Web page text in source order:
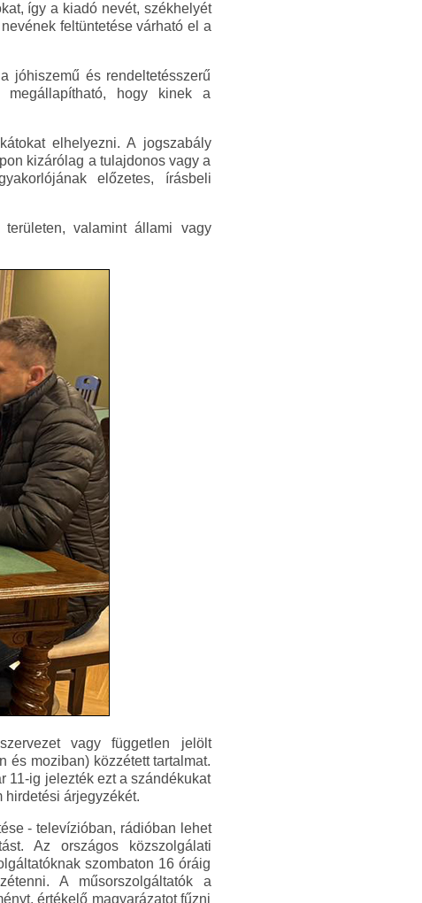
így a kiadó nevét, székhelyét
feltüntetése várható el a
jóhiszemű és rendeltetésszerű
megállapítható, hogy kinek a
elhelyezni. A jogszabály
kizárólag a tulajdonos vagy a
előzetes, írásbeli
valamint állami vagy
vagy független jelölt
és moziban) közzétett tartalmat.
11-ig jelezték ezt a szándékukat
hirdetési árjegyzékét.
- televízióban, rádióban lehet
Az országos közszolgálati
szombaton 16 óráig
A műsorszolgáltatók a
értékelő magyarázatot fűzni